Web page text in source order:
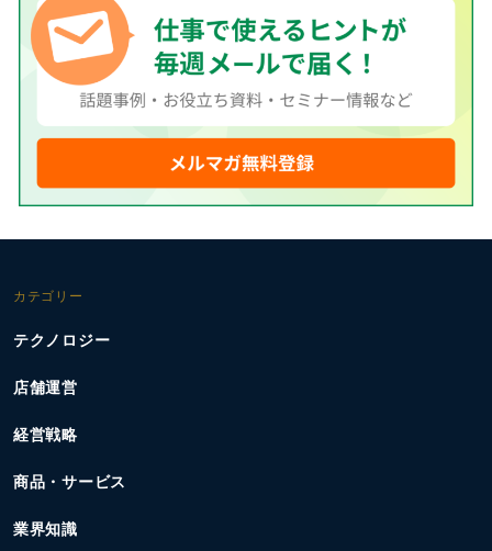
カテゴリー
テクノロジー
店舗運営
経営戦略
商品・サービス
業界知識